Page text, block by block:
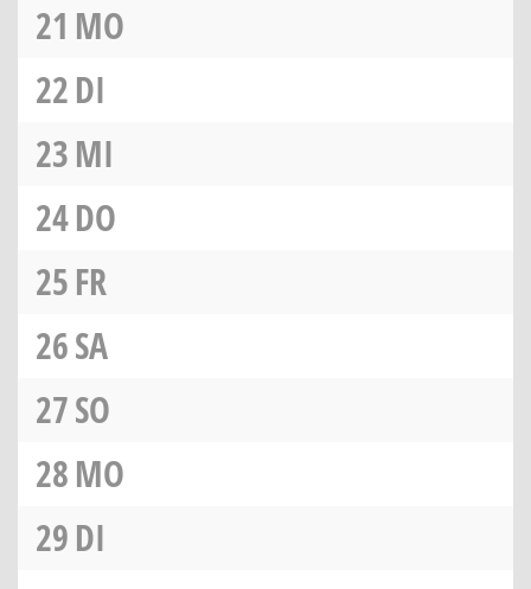
21 MO
22DI
23MI
24DO
25FR
26SA
27SO
28MO
29DI